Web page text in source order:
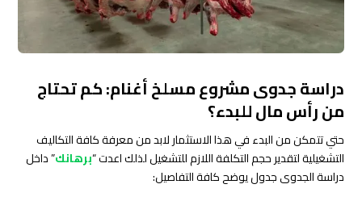
دراسة جدوى مشروع مسلخ أغنام: كم تحتاج
من رأس مال للبدء؟
حتي تتمكن من البدء في هذا الاستثمار لابد من معرفة كافة التكاليف
التشغيلية لتقدير حجم التكلفة اللازم للتشغيل لذلك اعدت “برهانك” داخل
دراسة الجدوى جدول يوضح كافة التفاصيل: